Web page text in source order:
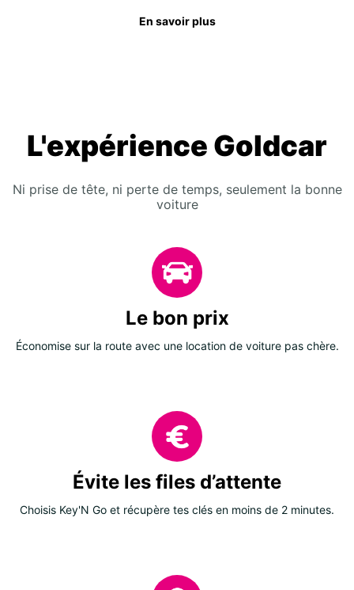
En savoir plus
L'expérience Goldcar
Ni prise de tête, ni perte de temps, seulement la bonne
voiture
Le bon prix
Économise sur la route avec une location de voiture pas chère.
Évite les files d’attente
Choisis Key'N Go et récupère tes clés en moins de 2 minutes.